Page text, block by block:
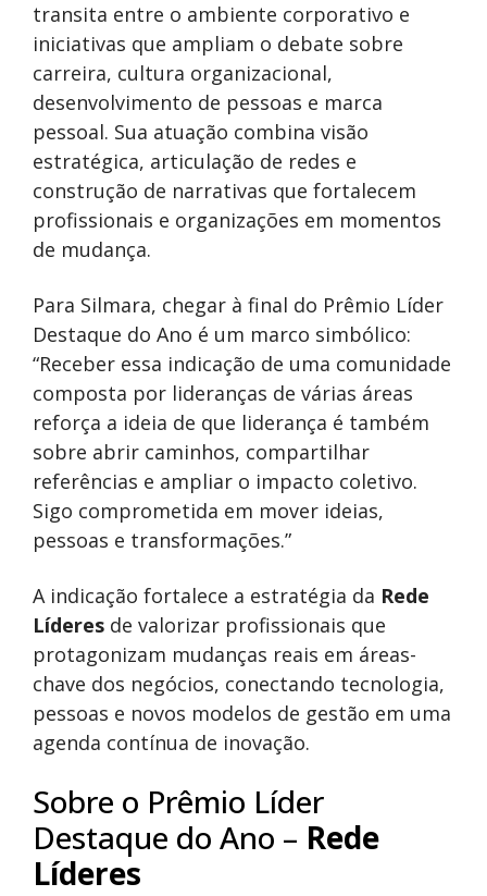
transita entre o ambiente corporativo e
iniciativas que ampliam o debate sobre
carreira, cultura organizacional,
desenvolvimento de pessoas e marca
pessoal. Sua atuação combina visão
estratégica, articulação de redes e
construção de narrativas que fortalecem
profissionais e organizações em momentos
de mudança.
Para Silmara, chegar à final do Prêmio Líder
Destaque do Ano é um marco simbólico:
“Receber essa indicação de uma comunidade
composta por lideranças de várias áreas
reforça a ideia de que liderança é também
sobre abrir caminhos, compartilhar
referências e ampliar o impacto coletivo.
Sigo comprometida em mover ideias,
pessoas e transformações.”
A indicação fortalece a estratégia da Rede
Líderes de valorizar profissionais que
protagonizam mudanças reais em áreas-
chave dos negócios, conectando tecnologia,
pessoas e novos modelos de gestão em uma
agenda contínua de inovação.
Sobre o Prêmio Líder
Destaque do Ano – Rede
Líderes